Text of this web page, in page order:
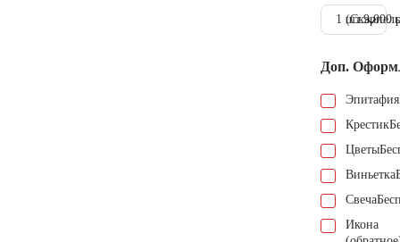
1 шт.9.000
Доп.
Эпитафия
Крестик
Цветы
Виньетка
Свеча
Икона